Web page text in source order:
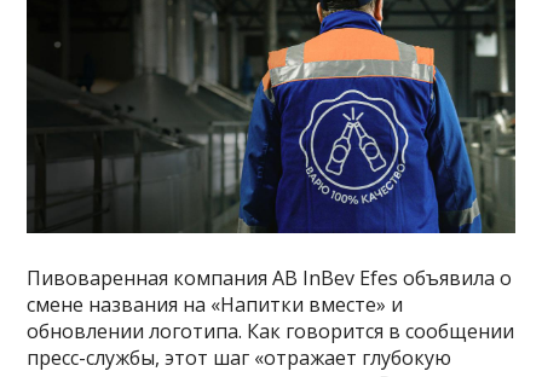
Пивоваренная компания AB InBev Efes объявила о
смене названия на «Напитки вместе» и
обновлении логотипа. Как говорится в сообщении
пресс-службы, этот шаг «отражает глубокую